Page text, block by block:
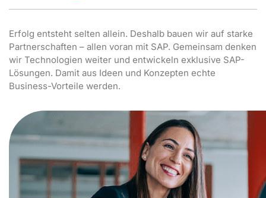
Erfolg entsteht selten allein. Deshalb bauen wir auf starke
Partnerschaften – allen voran mit SAP. Gemeinsam denken
wir Technologien weiter und entwickeln exklusive SAP-
Lösungen. Damit aus Ideen und Konzepten echte
Business-Vorteile werden.